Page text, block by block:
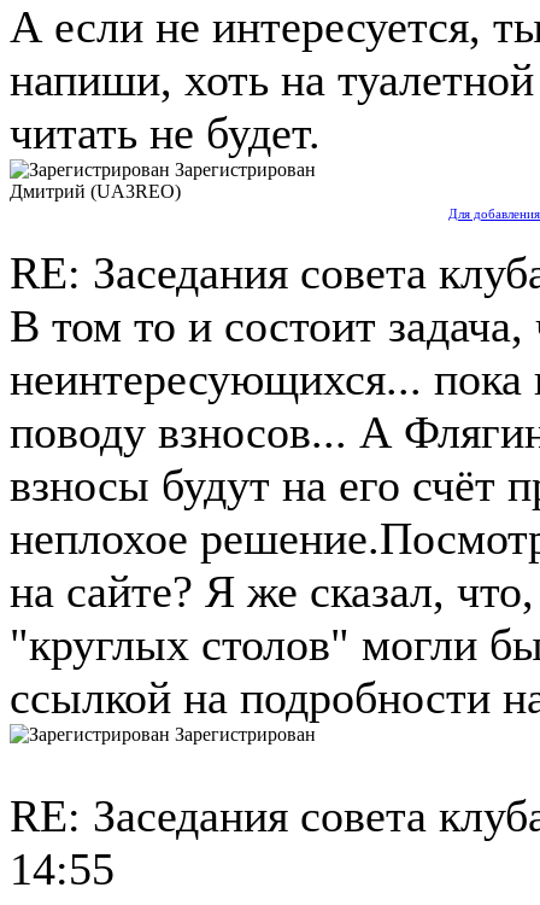
А если не интересуется,
напиши, хоть на
читать не будет.
Зарегистрирован
Дмитрий (UA3REO)
Для
RE: Заседания совета
В том то и состоит
неинтересующихся...
поводу взносов... А
взносы будут на его счёт
неплохое
на сайте? Я же сказал,
"круглых столов" могли
ссылкой на подробности
Зарегистрирован
RE: Заседания совета
14:55